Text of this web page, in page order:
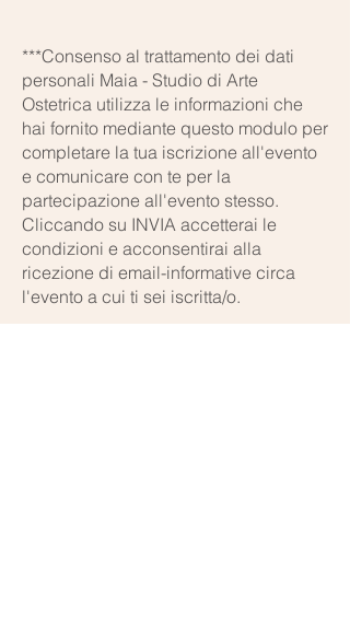
***Consenso al trattamento dei dati
personali Maia - Studio di Arte
Ostetrica utilizza le informazioni che
hai fornito mediante questo modulo per
completare la tua iscrizione all'evento
e comunicare con te per la
partecipazione all'evento stesso.
Cliccando su INVIA accetterai le
condizioni e acconsentirai alla
ricezione di email-informative circa
l'evento a cui ti sei iscritta/o.